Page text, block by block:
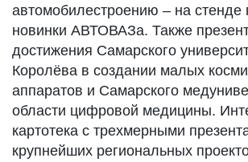
автомобилестроению – на стенде
новинки АВТОВАЗа. Также
достижения Самарского
Королёва в создании малых
аппаратов и Самарского
области цифровой медицины.
картотека с трехмерными
крупнейших региональных